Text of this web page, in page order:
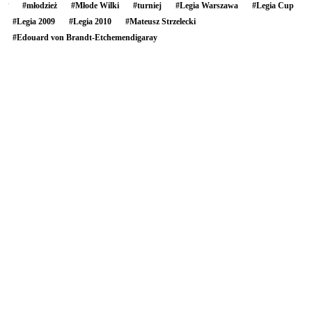
#młodzież #Młode Wilki #turniej #Legia Warszawa #Legia Cup
#Legia 2009 #Legia 2010 #Mateusz Strzelecki
#Edouard von Brandt-Etchemendigaray